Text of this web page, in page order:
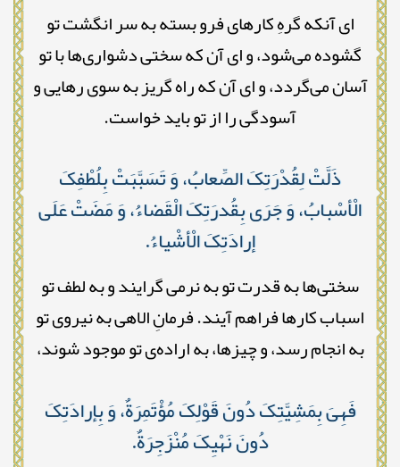
ای آنکه گرهِ کارهای فرو بسته به سر انگشت تو
گشوده می‌شود، و ای آن که سختی دشواری‌ها با تو
آسان می‌گردد، و ای آن که راه گریز به سوی رهایی و
آسودگی را از تو باید خواست.
ذَلَّتْ لِقُدْرَتِکَ الصِّعابُ، وَ تَسَبَّبَتْ بِلُطْفِکَ
الْأسْبابُ، وَ جَرَى بِقُدرَتِکَ الْقَضاءُ، وَ مَضَتْ عَلَى
إرادَتِکَ الْأشْیاءُ.
سختی‌ها به قدرت تو به نرمی گرایند و به لطف تو
اسباب کارها فراهم آیند. فرمانِ الاهی به نیروی تو
به انجام رسد، و چیزها، به اراده‌ی تو موجود شوند،
فَهِیَ بِمَشِیَّتِکَ دُونَ قَوْلِکَ مُؤْتَمِرَةٌ، وَ بِإرادَتِکَ
دُونَ نَهْیِکَ مُنْزَجِرَةٌ.